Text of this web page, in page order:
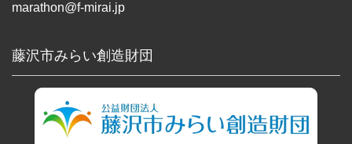
marathon@f-mirai.jp
藤沢市みらい創造財団